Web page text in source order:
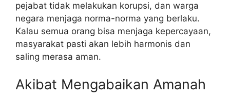
pejabat tidak melakukan korupsi, dan warga
negara menjaga norma-norma yang berlaku.
Kalau semua orang bisa menjaga kepercayaan,
masyarakat pasti akan lebih harmonis dan
saling merasa aman.
Akibat Mengabaikan Amanah